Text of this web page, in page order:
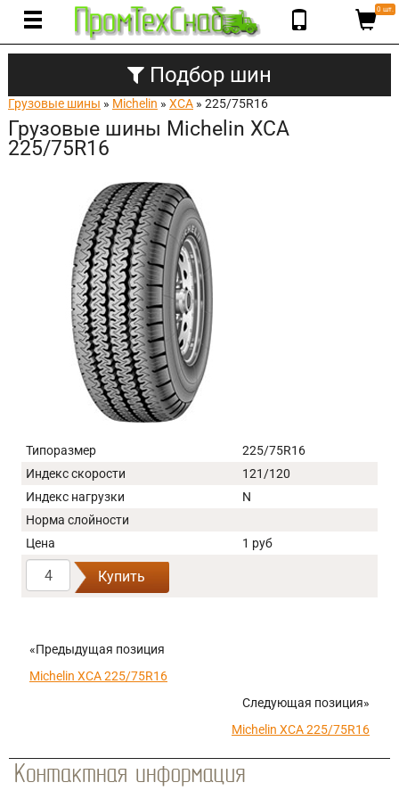
0 шт.
Подбор шин
Грузовые шины » Michelin » XCA » 225/75R16
Грузовые шины Michelin XCA
225/75R16
Типоразмер
225/75R16
Индекс скорости
121/120
Индекс нагрузки
N
Норма слойности
Цена
1 руб
Купить
«Предыдущая позиция
Michelin XCA 225/75R16
Следующая позиция»
Michelin XCA 225/75R16